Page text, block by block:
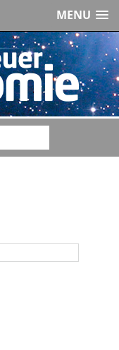
MENU